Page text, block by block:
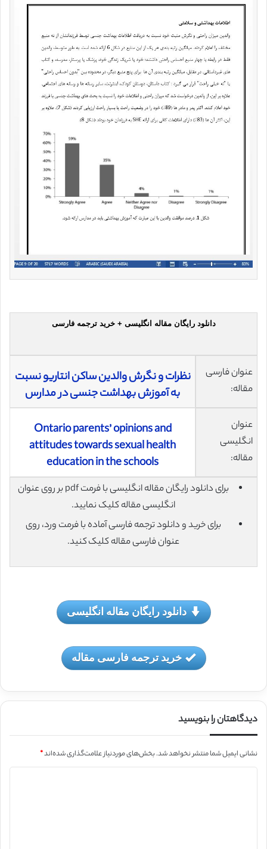
دانلود رایگان مقاله انگلیسی + خرید ترجمه فارسی
عنوان فارسی
مقاله:
نظرات و نگرش والدین ساکن انتاریو نسبت
به آموزش بهداشت جنسی در مدارس
عنوان
انگلیسی
مقاله:
Ontario parents’ opinions and
attitudes towards sexual health
education in the schools
برای دانلود رایگان مقاله انگلیسی با فرمت pdf بر روی عنوان
انگلیسی مقاله کلیک نمایید.
برای خرید و دانلود ترجمه فارسی آماده با فرمت ورد، روی
عنوان فارسی مقاله کلیک کنید.
دانلود رایگان مقاله انگلیسی
خرید ترجمه فارسی مقاله
دیدگاهتان را بنویسید
نشانی ایمیل شما منتشر نخواهد شد.بخش‌های موردنیاز علامت‌گذاری شده‌اند*